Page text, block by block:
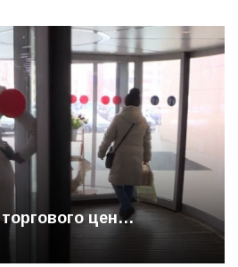
цен…